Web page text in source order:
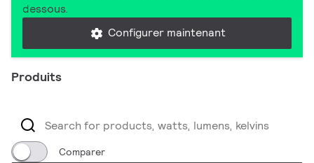
dessous.
Configurer maintenant
Produits
Comparer